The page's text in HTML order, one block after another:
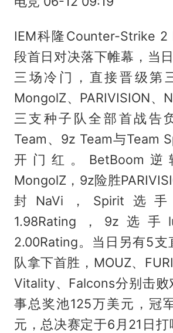
IEM科隆Counter-Strike 2
段首日对决落下帷幕，当
三场冷门，直接晋级第
MongolZ、PARIVISION、
三支种子队全部首战告
Team、9z Team与Team
开门红。BetBoom逆
MongolZ，9z险胜
封NaVi，Spirit选
1.98Rating，9z选手
2.00Rating。当日另有5支
队拿下首胜，MOUZ、
Vitality、Falcons分别击败
事总奖池125万美元，冠
元，总决赛定于6月21日